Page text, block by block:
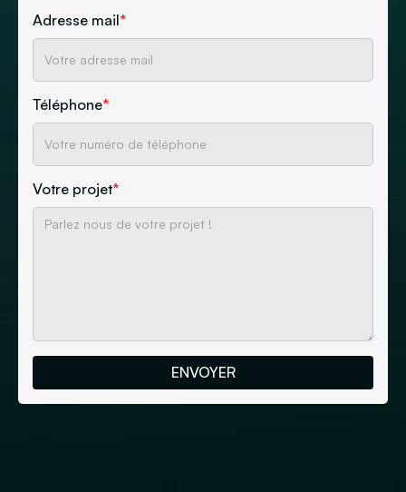
Adresse mail*
Téléphone*
Votre projet*